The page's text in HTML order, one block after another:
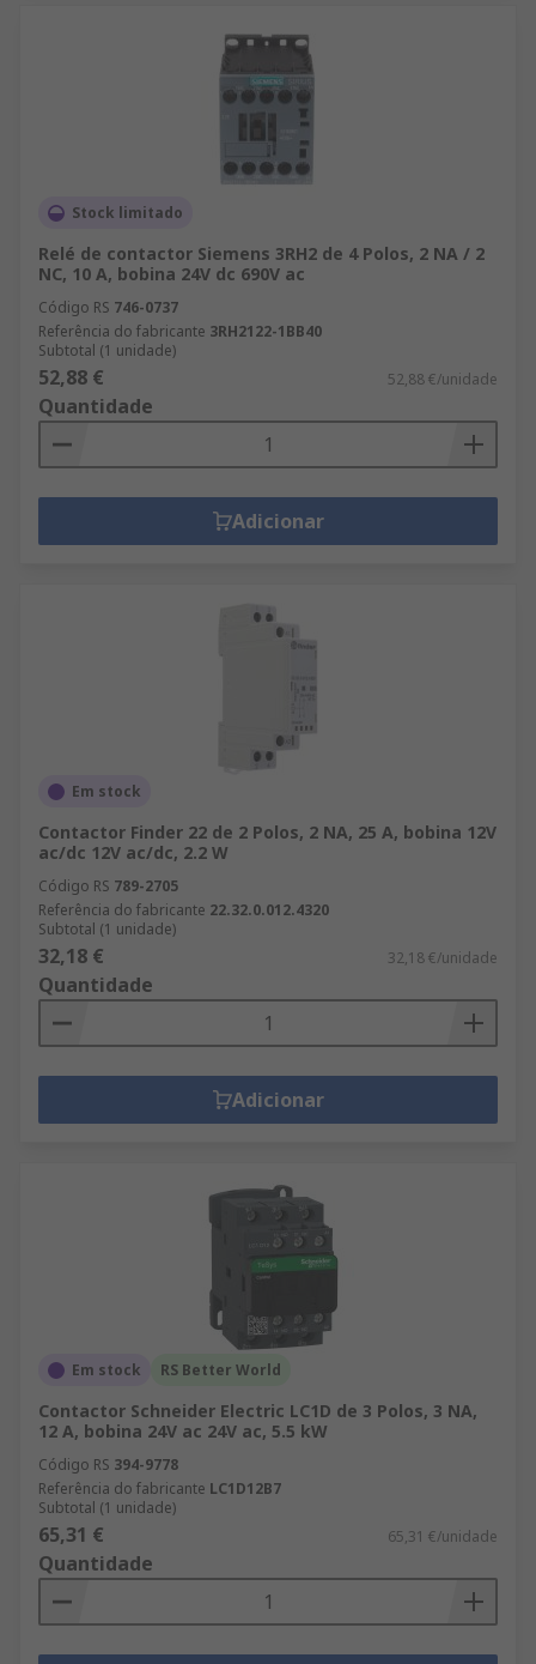
Stock limitado
Relé de contactor Siemens 3RH2 de 4 Polos, 2 NA / 2
NC, 10 A, bobina 24V dc 690V ac
Código RS 746-0737
Referência do fabricante 3RH2122-1BB40
Subtotal (1 unidade)
52,88 € 52,88 €/unidade
Quantidade
Adicionar
Em stock
Contactor Finder 22 de 2 Polos, 2 NA, 25 A, bobina 12V
ac/dc 12V ac/dc, 2.2 W
Código RS 789-2705
Referência do fabricante 22.32.0.012.4320
Subtotal (1 unidade)
32,18 € 32,18 €/unidade
Quantidade
Adicionar
Em stock RS Better World
Contactor Schneider Electric LC1D de 3 Polos, 3 NA,
12 A, bobina 24V ac 24V ac, 5.5 kW
Código RS 394-9778
Referência do fabricante LC1D12B7
Subtotal (1 unidade)
65,31 € 65,31 €/unidade
Quantidade